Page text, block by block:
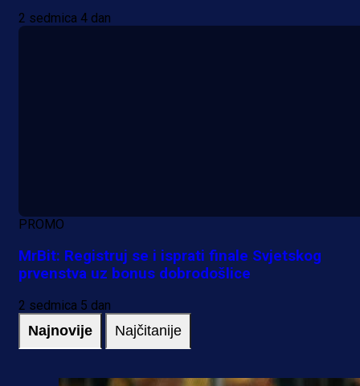
2 sedmica 4 dan
PROMO
MrBit: Registruj se i isprati finale Svjetskog
prvenstva uz bonus dobrodošlice
2 sedmica 5 dan
Najnovije Najčitanije